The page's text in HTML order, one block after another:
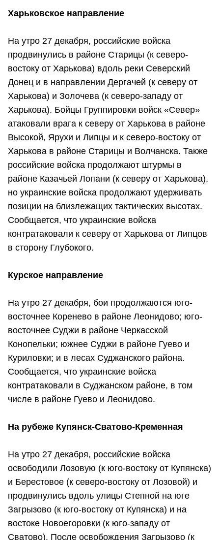
Харьковское направление
На утро 27 декабря, российские войска
продвинулись в районе Старицы (к северо-
востоку от Харькова) вдоль реки Северский
Донец и в направлении Дергачей (к северу от
Харькова) и Золочева (к северо-западу от
Харькова). Бойцы Группировки войск «Север»
атаковали врага к северу от Харькова в районе
Высокой, Ярухи и Липцы и к северо-востоку от
Харькова в районе Старицы и Волчанска. Также
российские войска продолжают штурмы в
районе Казачьей Лопани (к северу от Харькова),
но украинские войска продолжают удерживать
позиции на близлежащих тактических высотах.
Сообщается, что украинские войска
контратаковали к северу от Харькова от Липцов
в сторону Глубокого.
Курское направление
На утро 27 декабря, бои продолжаются юго-
восточнее Коренево в районе Леонидово; юго-
восточнее Суджи в районе Черкасской
Конопельки; южнее Суджи в районе Гуево и
Куриловки; и в лесах Суджанского района.
Сообщается, что украинские войска
контратаковали в Суджанском районе, в том
числе в районе Гуево и Леонидово.
На рубеже Купянск-Сватово-Кременная
На утро 27 декабря, российские войска
освободили Лозовую (к юго-востоку от Купянска)
и Берестовое (к северо-востоку от Лозовой) и
продвинулись вдоль улицы Степной на юге
Загрызово (к юго-востоку от Купянска) и на
востоке Новоегоровки (к юго-западу от
Сватово). После освобождения Загрызово (к